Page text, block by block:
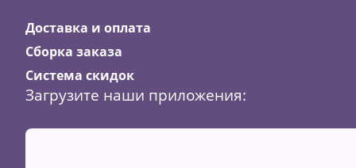
Доставка и оплата
Сборка заказа
Система скидок
Загрузите наши приложения: